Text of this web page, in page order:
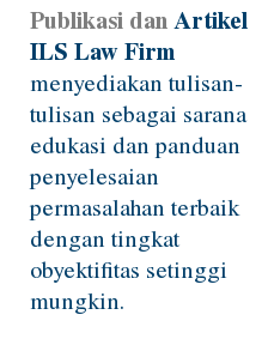
Publikasi danArtikel
ILS Law Firm
menyediakan tulisan-
tulisan sebagai sarana
edukasi dan panduan
penyelesaian
permasalahan terbaik
dengan tingkat
obyektifitas setinggi
mungkin.